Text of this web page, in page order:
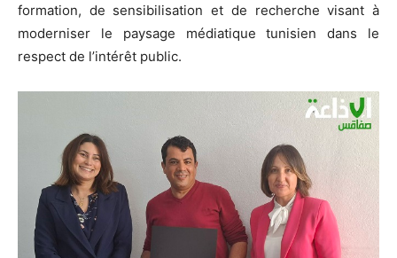
formation, de sensibilisation et de recherche visant à
moderniser le paysage médiatique tunisien dans le
respect de l’intérêt public.